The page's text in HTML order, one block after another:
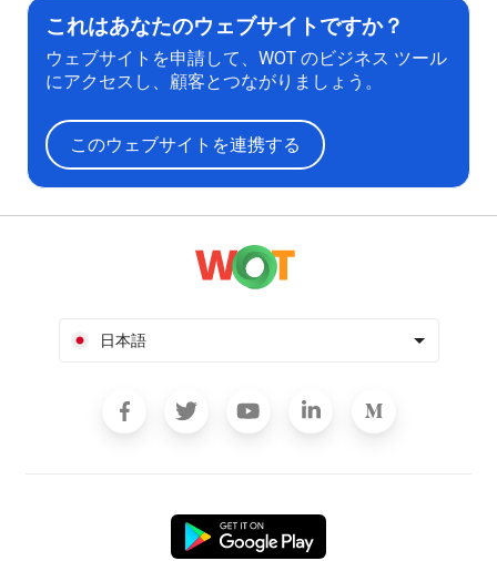
これはあなたのウェブサイトですか？
ウェブサイトを申請して、WOT のビジネス ツール
にアクセスし、顧客とつながりましょう。
このウェブサイトを連携する
日本語